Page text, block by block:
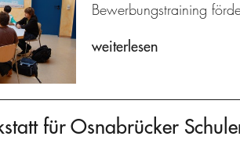
Bewerbungstraining
weiterlesen
für Osnabrücker